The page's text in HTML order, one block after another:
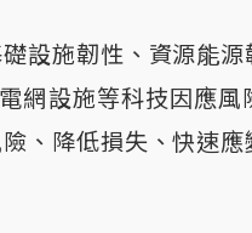
設施韌性、資源能
網設施等科技因應風
、降低損失、快速